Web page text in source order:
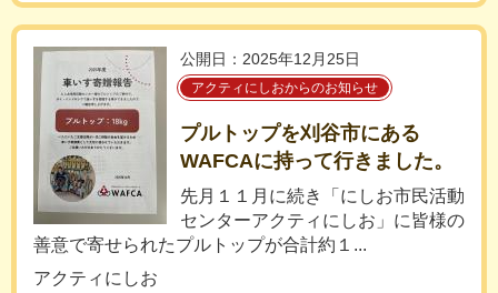
公開日：2025年12月25日
アクティにしおからのお知らせ
プルトップを刈谷市にある
WAFCAに持って行きました。
先月１１月に続き「にしお市民活動
センターアクティにしお」に皆様の
善意で寄せられたプルトップが合計約１...
アクティにしお